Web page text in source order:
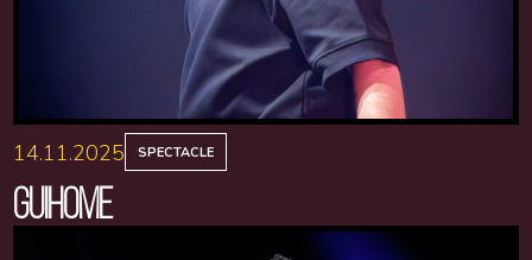
14.11.2025 SPECTACLE
GUIHOME